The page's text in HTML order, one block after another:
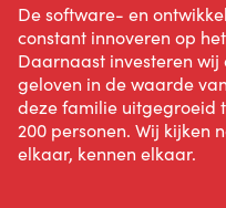
De software- en
constant innoveren op
Daarnaast investeren
geloven in de waarde
deze familie uitgegroeid
200 personen. Wij kijken
elkaar, kennen elkaar.